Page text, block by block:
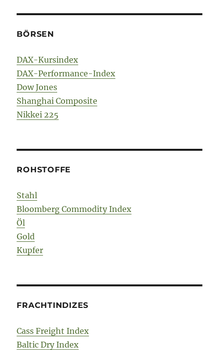
BÖRSEN
DAX-Kursindex
DAX-Performance-Index
Dow Jones
Shanghai Composite
Nikkei 225
ROHSTOFFE
Stahl
Bloomberg Commodity Index
Öl
Gold
Kupfer
FRACHTINDIZES
Cass Freight Index
Baltic Dry Index